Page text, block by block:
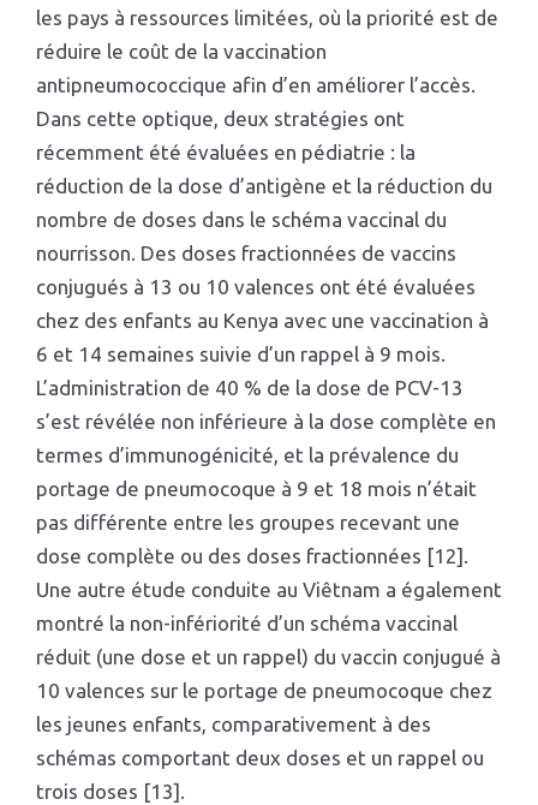
les pays à ressources limitées, où la priorité est de
réduire le coût de la vaccination
antipneumococcique afin d’en améliorer l’accès.
Dans cette optique, deux stratégies ont
récemment été évaluées en pédiatrie : la
réduction de la dose d’antigène et la réduction du
nombre de doses dans le schéma vaccinal du
nourrisson. Des doses fractionnées de vaccins
conjugués à 13 ou 10 valences ont été évaluées
chez des enfants au Kenya avec une vaccination à
6 et 14 semaines suivie d’un rappel à 9 mois.
L’administration de 40 % de la dose de PCV-13
s’est révélée non inférieure à la dose complète en
termes d’immunogénicité, et la prévalence du
portage de pneumocoque à 9 et 18 mois n’était
pas différente entre les groupes recevant une
dose complète ou des doses fractionnées [12].
Une autre étude conduite au Viêtnam a également
montré la non-infériorité d’un schéma vaccinal
réduit (une dose et un rappel) du vaccin conjugué à
10 valences sur le portage de pneumocoque chez
les jeunes enfants, comparativement à des
schémas comportant deux doses et un rappel ou
trois doses [13].